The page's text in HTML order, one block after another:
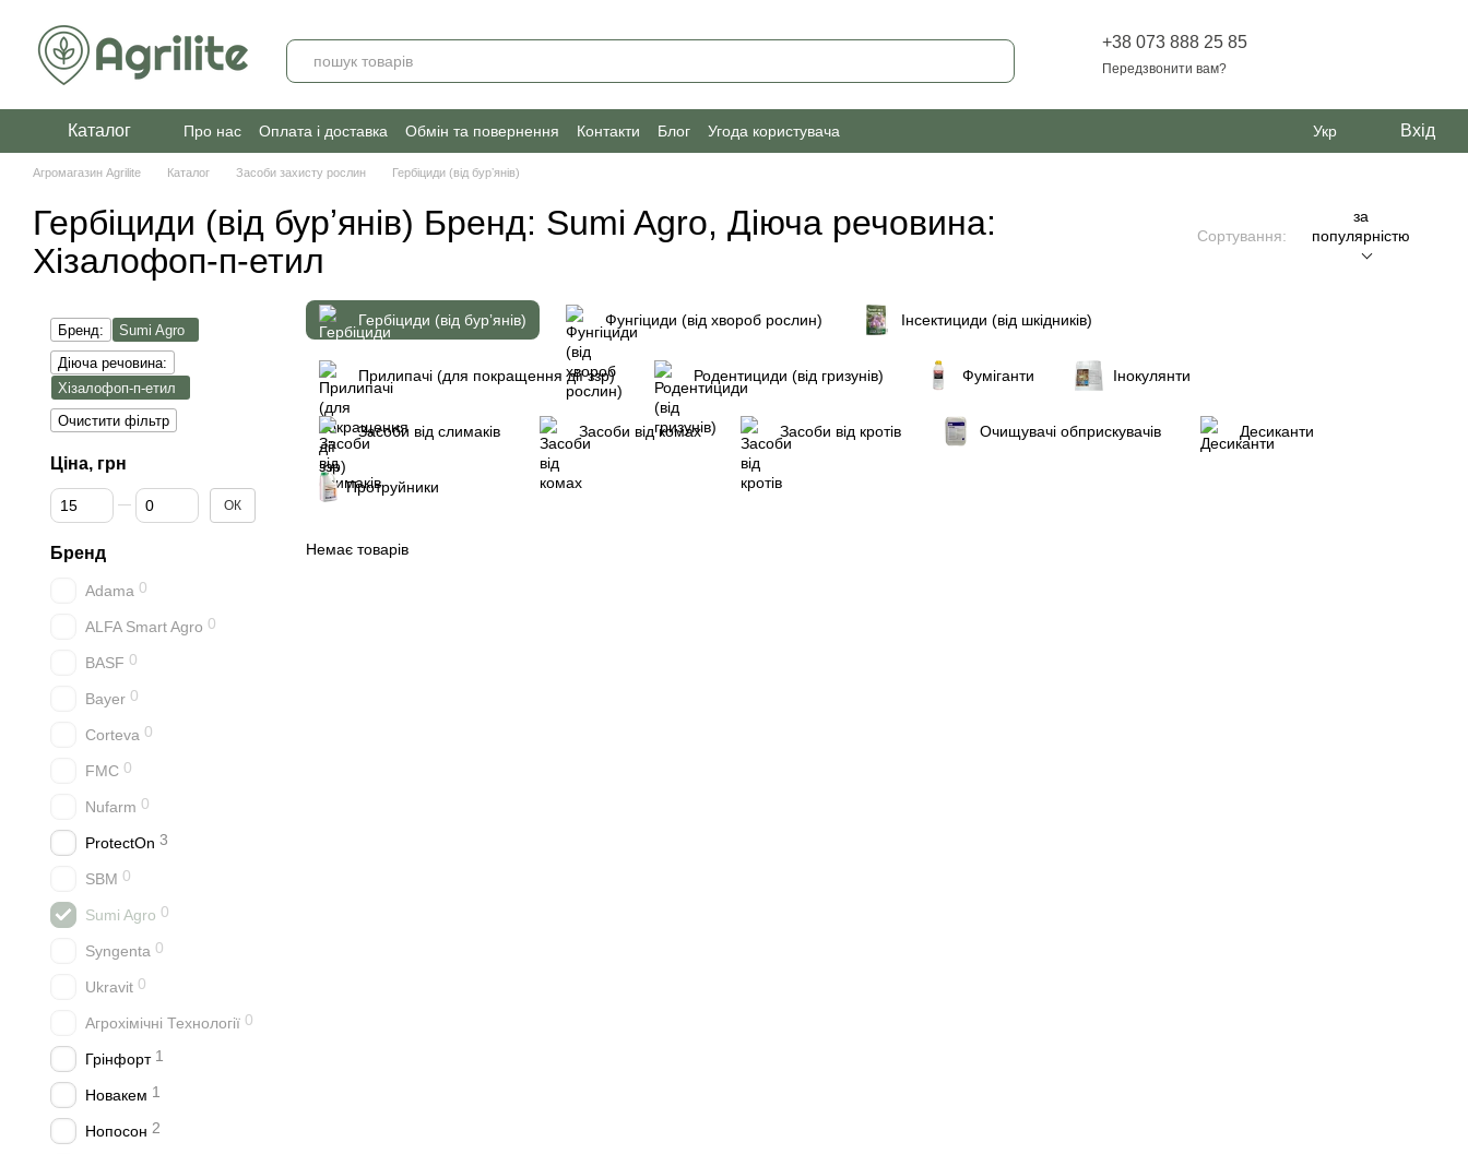
+38 073 888 25 85
Передзвонити вам?
Каталог Про нас Оплата і доставка Обмін та повернення Контакти Блог Угода користувача Укр Вхід
Агромагазин Agrilite Каталог Засоби захисту рослин Гербіциди (від бурʼянів)
Гербіциди (від бурʼянів) Бренд: Sumi Agro, Діюча речовина:
Хізалофоп-п-етил
Сортування:
за
популярністю
Гербіциди (від бурʼянів) Фунгіциди (від хвороб рослин) Інсектициди (від шкідників)
Прилипачі (для покращення дії ззр) Родентициди (від гризунів) Фуміганти Інокулянти
Засоби від слимаків Засоби від комах Засоби від кротів Очищувачі обприскувачів Десиканти
Протруйники
Немає товарів
Бренд:
Sumi Agro
Діюча речовина:
Хізалофоп-п-етил
Очистити фільтр
Ціна, грн
Від Ціна, грн
До Ціна, грн ОК
Бренд
Adama 0
ALFA Smart Agro 0
BASF 0
Bayer 0
Corteva 0
FMC 0
Nufarm 0
ProtectOn 3
SBM 0
Sumi Agro 0
Syngenta 0
Ukravit 0
Агрохімічні Технології 0
Грінфорт 1
Новакем 1
Нопосон 2